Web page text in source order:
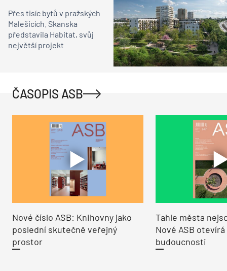
Přes tisíc bytů v pražských
Malešicích. Skanska
představila Habitat, svůj
největší projekt
ČASOPIS ASB
Nové číslo ASB: Knihovny jako
poslední skutečně veřejný
prostor
Tahle města
Nové ASB
budoucnosti